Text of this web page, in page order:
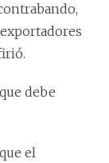
debe
el